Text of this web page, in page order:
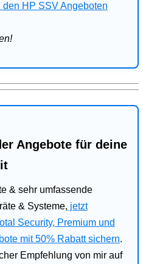
HP SSV Angeboten
Angebote für deine
& sehr umfassende
& Systeme, jetzt
Security, Premium und
mit 50% Rabatt sichern.
Empfehlung von mir auf